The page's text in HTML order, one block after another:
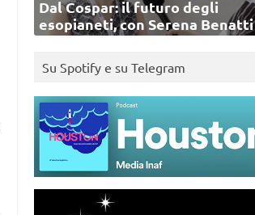
Dal Cospar: il futuro degli
esopianeti, con Serena Benatti
Su Spotify e su Telegram